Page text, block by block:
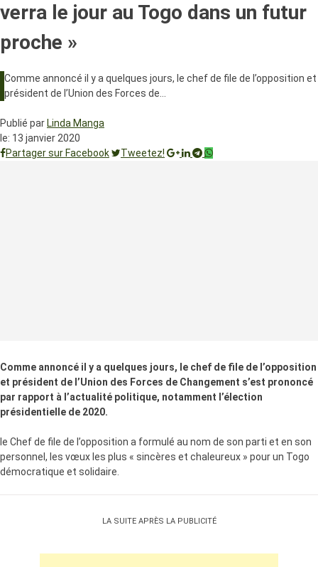
verra le jour au Togo dans un futur
proche »
Comme annoncé il y a quelques jours, le chef de file de l’opposition et
président de l’Union des Forces de…
Publié par Linda Manga
le: 13 janvier 2020
Partager sur Facebook
Tweetez!
Comme annoncé il y a quelques jours, le chef de file de l’opposition
et président de l’Union des Forces de Changement s’est prononcé
par rapport à l’actualité politique, notamment l’élection
présidentielle de 2020.
le Chef de file de l’opposition a formulé au nom de son parti et en son
personnel, les vœux les plus « sincères et chaleureux » pour un Togo
démocratique et solidaire.
LA SUITE APRÈS LA PUBLICITÉ